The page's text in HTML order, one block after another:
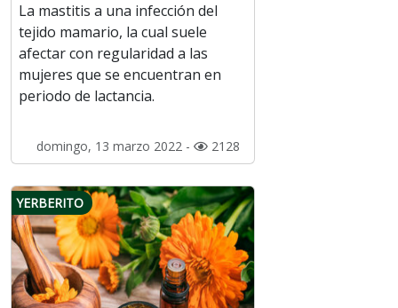
La mastitis a una infección del
tejido mamario, la cual suele
afectar con regularidad a las
mujeres que se encuentran en
periodo de lactancia.
domingo, 13 marzo 2022 - 2128
YERBERITO